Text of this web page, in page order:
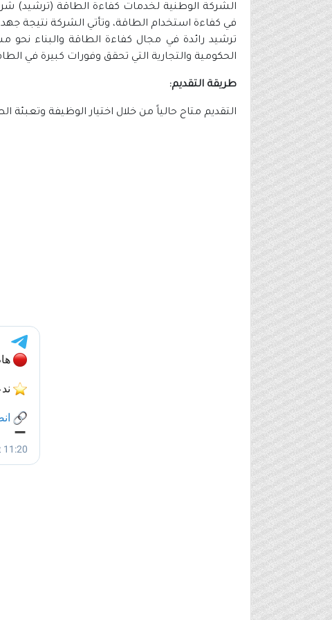
الشركة الوطنية لخدمات كفاءة الطاقة (ترشيد)
في كفاءة استخدام الطاقة، وتأتي الشركة نتيجة جهد
ترشيد رائدة في مجال كفاءة الطاقة والبناء
الحكومية والتجارية التي تحقق وفورات كبيرة في
طريقة التقديم:
التقديم متاح حالياً من خلال اختيار الوظيفة